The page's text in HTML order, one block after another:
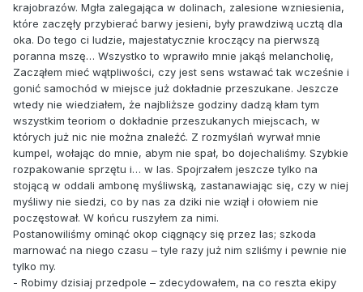
krajobrazów. Mgła zalegająca w dolinach, zalesione wzniesienia,
które zaczęły przybierać barwy jesieni, były prawdziwą ucztą dla
oka. Do tego ci ludzie, majestatycznie kroczący na pierwszą
poranna mszę… Wszystko to wprawiło mnie jakąś melancholię,
Zacząłem mieć wątpliwości, czy jest sens wstawać tak wcześnie i
gonić samochód w miejsce już dokładnie przeszukane. Jeszcze
wtedy nie wiedziałem, że najbliższe godziny dadzą kłam tym
wszystkim teoriom o dokładnie przeszukanych miejscach, w
których już nic nie można znaleźć. Z rozmyślań wyrwał mnie
kumpel, wołając do mnie, abym nie spał, bo dojechaliśmy. Szybkie
rozpakowanie sprzętu i… w las. Spojrzałem jeszcze tylko na
stojącą w oddali ambonę myśliwską, zastanawiając się, czy w niej
myśliwy nie siedzi, co by nas za dziki nie wziął i ołowiem nie
poczęstował. W końcu ruszyłem za nimi.
Postanowiliśmy ominąć okop ciągnący się przez las; szkoda
marnować na niego czasu – tyle razy już nim szliśmy i pewnie nie
tylko my.
- Robimy dzisiaj przedpole – zdecydowałem, na co reszta ekipy